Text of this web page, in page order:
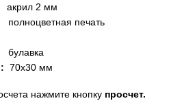
акрил 2 мм
печать
70х30 мм
нажмите кнопку просчет.